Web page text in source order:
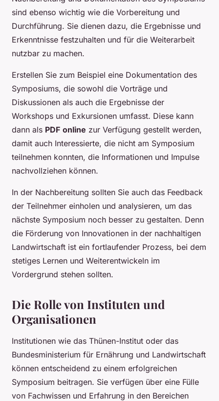
sind ebenso wichtig wie die Vorbereitung und
Durchführung. Sie dienen dazu, die Ergebnisse und
Erkenntnisse festzuhalten und für die Weiterarbeit
nutzbar zu machen.
Erstellen Sie zum Beispiel eine Dokumentation des
Symposiums, die sowohl die Vorträge und
Diskussionen als auch die Ergebnisse der
Workshops und Exkursionen umfasst. Diese kann
dann als PDF online zur Verfügung gestellt werden,
damit auch Interessierte, die nicht am Symposium
teilnehmen konnten, die Informationen und Impulse
nachvollziehen können.
In der Nachbereitung sollten Sie auch das Feedback
der Teilnehmer einholen und analysieren, um das
nächste Symposium noch besser zu gestalten. Denn
die Förderung von Innovationen in der nachhaltigen
Landwirtschaft ist ein fortlaufender Prozess, bei dem
stetiges Lernen und Weiterentwickeln im
Vordergrund stehen sollten.
Die Rolle von Instituten und
Organisationen
Institutionen wie das Thünen-Institut oder das
Bundesministerium für Ernährung und Landwirtschaft
können entscheidend zu einem erfolgreichen
Symposium beitragen. Sie verfügen über eine Fülle
von Fachwissen und Erfahrung in den Bereichen